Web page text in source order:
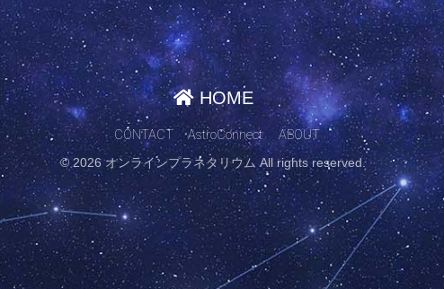
HOME
CONTACT AstroConnect ABOUT
© 2026 オンラインプラネタリウム All rights reserved.